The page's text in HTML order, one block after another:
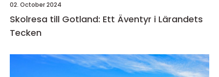
02. October 2024
Skolresa till Gotland: Ett Äventyr i Lärandets
Tecken